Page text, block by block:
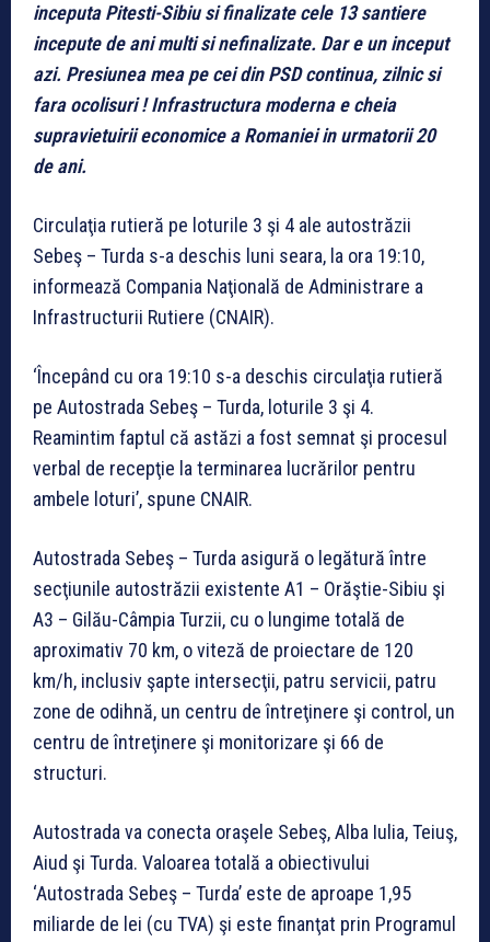
inceputa Pitesti-Sibiu si finalizate cele 13 santiere
incepute de ani multi si nefinalizate. Dar e un inceput
azi. Presiunea mea pe cei din PSD continua, zilnic si
fara ocolisuri ! Infrastructura moderna e cheia
supravietuirii economice a Romaniei in urmatorii 20
de ani.
Circulaţia rutieră pe loturile 3 şi 4 ale autostrăzii
Sebeş – Turda s-a deschis luni seara, la ora 19:10,
informează Compania Naţională de Administrare a
Infrastructurii Rutiere (CNAIR).
‘Începând cu ora 19:10 s-a deschis circulaţia rutieră
pe Autostrada Sebeş – Turda, loturile 3 şi 4.
Reamintim faptul că astăzi a fost semnat şi procesul
verbal de recepţie la terminarea lucrărilor pentru
ambele loturi’, spune CNAIR.
Autostrada Sebeş – Turda asigură o legătură între
secţiunile autostrăzii existente A1 – Orăştie-Sibiu şi
A3 – Gilău-Câmpia Turzii, cu o lungime totală de
aproximativ 70 km, o viteză de proiectare de 120
km/h, inclusiv şapte intersecţii, patru servicii, patru
zone de odihnă, un centru de întreţinere şi control, un
centru de întreţinere şi monitorizare şi 66 de
structuri.
Autostrada va conecta oraşele Sebeş, Alba Iulia, Teiuş,
Aiud şi Turda. Valoarea totală a obiectivului
‘Autostrada Sebeş – Turda’ este de aproape 1,95
miliarde de lei (cu TVA) şi este finanţat prin Programul